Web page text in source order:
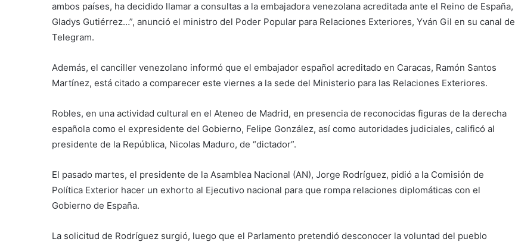
ambos países, ha decidido llamar a consultas a la embajadora venezolana acreditada ante el Reino de España,
Gladys Gutiérrez…”, anunció el ministro del Poder Popular para Relaciones Exteriores, Yván Gil en su canal de
Telegram.
Además, el canciller venezolano informó que el embajador español acreditado en Caracas, Ramón Santos
Martínez, está citado a comparecer este viernes a la sede del Ministerio para las Relaciones Exteriores.
Robles, en una actividad cultural en el Ateneo de Madrid, en presencia de reconocidas figuras de la derecha
española como el expresidente del Gobierno, Felipe González, así como autoridades judiciales, calificó al
presidente de la República, Nicolas Maduro, de “dictador”.
El pasado martes, el presidente de la Asamblea Nacional (AN), Jorge Rodríguez, pidió a la Comisión de
Política Exterior hacer un exhorto al Ejecutivo nacional para que rompa relaciones diplomáticas con el
Gobierno de España.
La solicitud de Rodríguez surgió, luego que el Parlamento pretendió desconocer la voluntad del pueblo